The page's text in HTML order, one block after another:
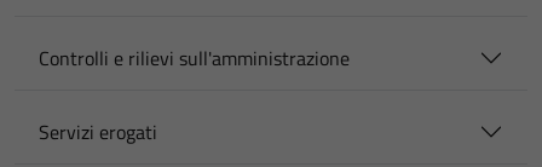
Controlli e rilievi sull'amministrazione
Servizi erogati